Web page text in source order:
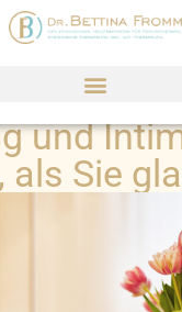
und
als Sie